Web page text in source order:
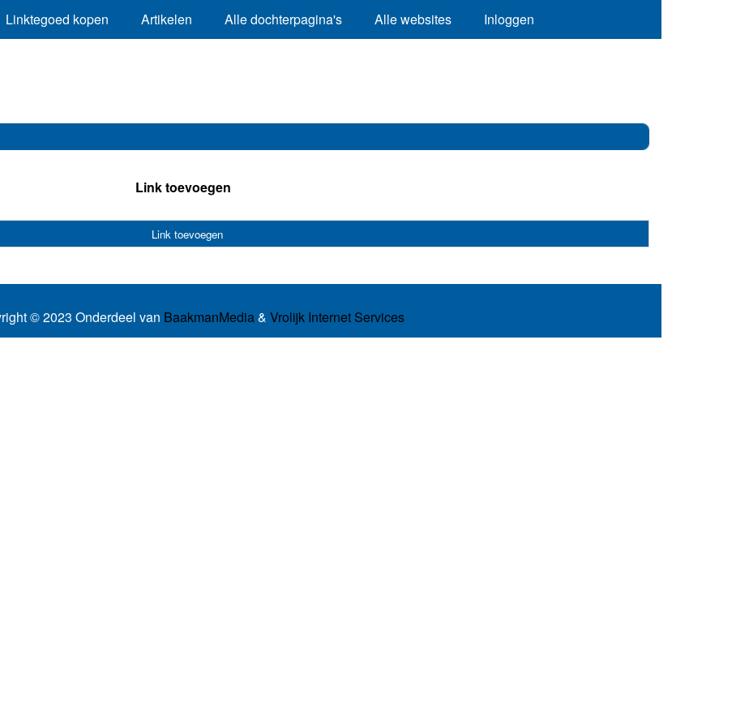
Linktegoed kopen Artikelen Alle dochterpagina's Alle websites Inloggen
Link toevoegen
Link toevoegen
© 2023 Onderdeel van BaakmanMedia& Vrolijk Internet Services